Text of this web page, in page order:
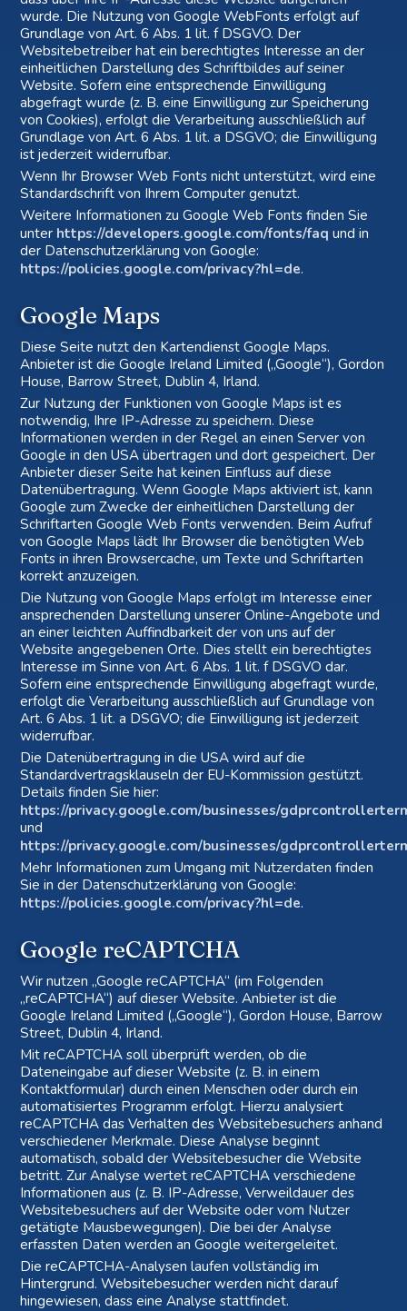
wurde. Die Nutzung von Google WebFonts erfolgt auf
Grundlage von Art. 6 Abs. 1 lit. f DSGVO. Der
Websitebetreiber hat ein berechtigtes Interesse an der
einheitlichen Darstellung des Schriftbildes auf seiner
Website. Sofern eine entsprechende Einwilligung
abgefragt wurde (z. B. eine Einwilligung zur Speicherung
von Cookies), erfolgt die Verarbeitung ausschließlich auf
Grundlage von Art. 6 Abs. 1 lit. a DSGVO; die Einwilligung
ist jederzeit widerrufbar.
Wenn Ihr Browser Web Fonts nicht unterstützt, wird eine
Standardschrift von Ihrem Computer genutzt.
Weitere Informationen zu Google Web Fonts finden Sie
unter https://developers.google.com/fonts/faq und in
der Datenschutzerklärung von Google:
https://policies.google.com/privacy?hl=de.
Google Maps
Diese Seite nutzt den Kartendienst Google Maps.
Anbieter ist die Google Ireland Limited („Google“), Gordon
House, Barrow Street, Dublin 4, Irland.
Zur Nutzung der Funktionen von Google Maps ist es
notwendig, Ihre IP-Adresse zu speichern. Diese
Informationen werden in der Regel an einen Server von
Google in den USA übertragen und dort gespeichert. Der
Anbieter dieser Seite hat keinen Einfluss auf diese
Datenübertragung. Wenn Google Maps aktiviert ist, kann
Google zum Zwecke der einheitlichen Darstellung der
Schriftarten Google Web Fonts verwenden. Beim Aufruf
von Google Maps lädt Ihr Browser die benötigten Web
Fonts in ihren Browsercache, um Texte und Schriftarten
korrekt anzuzeigen.
Die Nutzung von Google Maps erfolgt im Interesse einer
ansprechenden Darstellung unserer Online-Angebote und
an einer leichten Auffindbarkeit der von uns auf der
Website angegebenen Orte. Dies stellt ein berechtigtes
Interesse im Sinne von Art. 6 Abs. 1 lit. f DSGVO dar.
Sofern eine entsprechende Einwilligung abgefragt wurde,
erfolgt die Verarbeitung ausschließlich auf Grundlage von
Art. 6 Abs. 1 lit. a DSGVO; die Einwilligung ist jederzeit
widerrufbar.
Die Datenübertragung in die USA wird auf die
Standardvertragsklauseln der EU-Kommission gestützt.
Details finden Sie hier:
https://privacy.google.com/businesses/
und
https://privacy.google.com/businesses/
Mehr Informationen zum Umgang mit Nutzerdaten finden
Sie in der Datenschutzerklärung von Google:
https://policies.google.com/privacy?hl=de.
Google reCAPTCHA
Wir nutzen „Google reCAPTCHA“ (im Folgenden
„reCAPTCHA“) auf dieser Website. Anbieter ist die
Google Ireland Limited („Google“), Gordon House, Barrow
Street, Dublin 4, Irland.
Mit reCAPTCHA soll überprüft werden, ob die
Dateneingabe auf dieser Website (z. B. in einem
Kontaktformular) durch einen Menschen oder durch ein
automatisiertes Programm erfolgt. Hierzu analysiert
reCAPTCHA das Verhalten des Websitebesuchers anhand
verschiedener Merkmale. Diese Analyse beginnt
automatisch, sobald der Websitebesucher die Website
betritt. Zur Analyse wertet reCAPTCHA verschiedene
Informationen aus (z. B. IP-Adresse, Verweildauer des
Websitebesuchers auf der Website oder vom Nutzer
getätigte Mausbewegungen). Die bei der Analyse
erfassten Daten werden an Google weitergeleitet.
Die reCAPTCHA-Analysen laufen vollständig im
Hintergrund. Websitebesucher werden nicht darauf
hingewiesen, dass eine Analyse stattfindet.